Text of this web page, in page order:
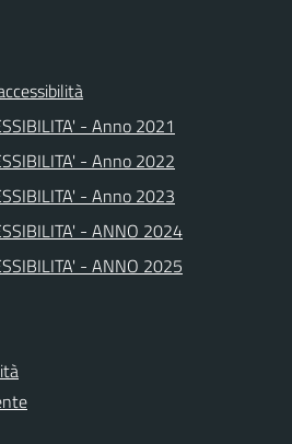
- Anno 2021
- Anno 2022
- Anno 2023
- ANNO 2024
- ANNO 2025